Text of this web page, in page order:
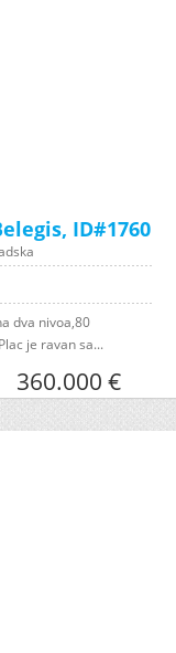
ID#1760
dva nivoa,80
je ravan sa...
360.000 €